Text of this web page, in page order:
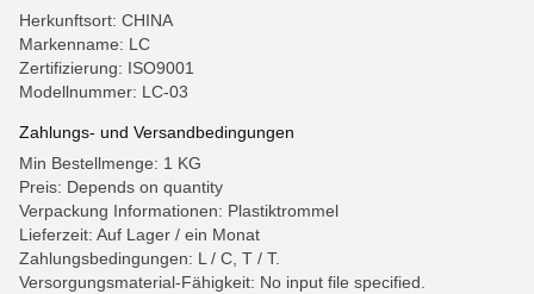
Herkunftsort: CHINA
Markenname: LC
Zertifizierung: ISO9001
Modellnummer: LC-03
Zahlungs- und Versandbedingungen
Min Bestellmenge: 1 KG
Preis: Depends on quantity
Verpackung Informationen: Plastiktrommel
Lieferzeit: Auf Lager / ein Monat
Zahlungsbedingungen: L / C, T / T.
Versorgungsmaterial-Fähigkeit: No input file specified.